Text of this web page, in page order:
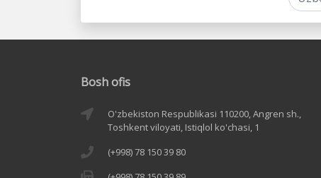
Bosh ofis
O'zbekiston Respublikasi 110200, Angren sh.,
Toshkent viloyati, Istiqlol ko'chasi, 1
(+998) 78 150 39 80